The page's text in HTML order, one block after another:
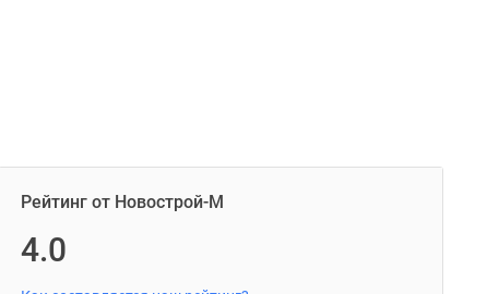
Рейтинг от Новострой-М
4.0